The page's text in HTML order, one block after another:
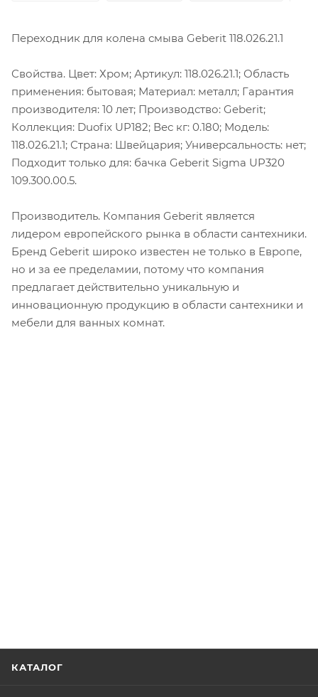
Переходник для колена смыва Geberit 118.026.21.1
Свойства. Цвет: Хром; Артикул: 118.026.21.1; Область
применения: бытовая; Материал: металл; Гарантия
производителя: 10 лет; Производство: Geberit;
Коллекция: Duofix UP182; Вес кг: 0.180; Модель:
118.026.21.1; Страна: Швейцария; Универсальность: нет;
Подходит только для: бачка Geberit Sigma UP320
109.300.00.5.
Производитель. Компания Geberit является
лидером европейского рынка в области сантехники.
Бренд Geberit широко известен не только в Европе,
но и за ее пределамии, потому что компания
предлагает действительно уникальную и
инновационную продукцию в области сантехники и
мебели для ванных комнат.
КАТАЛОГ